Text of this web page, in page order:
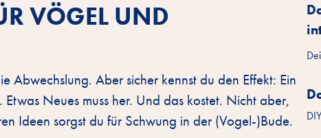
VÖGEL UND
Abwechslung. Aber sicher kennst du den Effekt: Ein
Neues muss her. Und das kostet. Nicht aber,
Ideen sorgst du für Schwung in der (Vogel-)Bude.